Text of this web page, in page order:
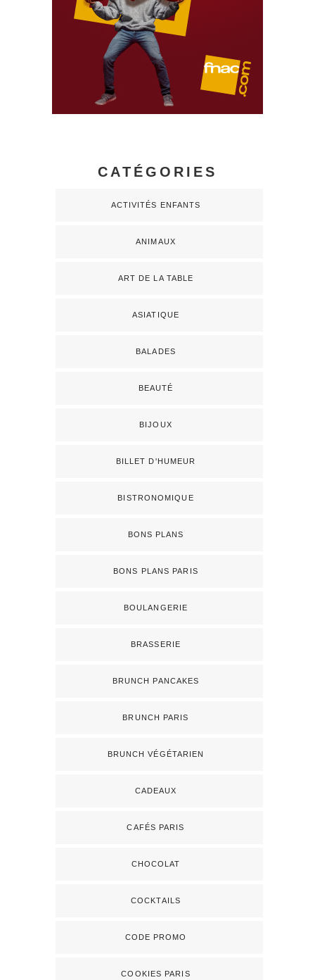
CATÉGORIES
ACTIVITÉS ENFANTS
ANIMAUX
ART DE LA TABLE
ASIATIQUE
BALADES
BEAUTÉ
BIJOUX
BILLET D'HUMEUR
BISTRONOMIQUE
BONS PLANS
BONS PLANS PARIS
BOULANGERIE
BRASSERIE
BRUNCH PANCAKES
BRUNCH PARIS
BRUNCH VÉGÉTARIEN
CADEAUX
CAFÉS PARIS
CHOCOLAT
COCKTAILS
CODE PROMO
COOKIES PARIS